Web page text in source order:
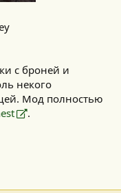
с броней и
некого
Мод полностью
.